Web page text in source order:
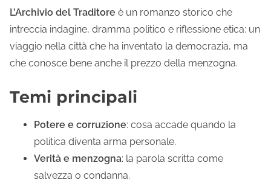
L’Archivio del Traditore è un romanzo storico che
intreccia indagine, dramma politico e riflessione etica: un
viaggio nella città che ha inventato la democrazia, ma
che conosce bene anche il prezzo della menzogna.
Temi principali
Potere e corruzione: cosa accade quando la
politica diventa arma personale.
Verità e menzogna: la parola scritta come
salvezza o condanna.